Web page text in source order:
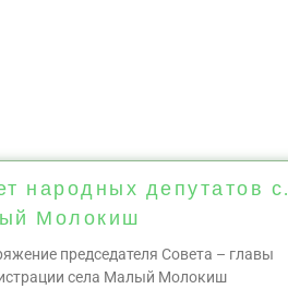
народных депутатов с.
Молокиш
председателя Совета – главы
села Малый Молокиш